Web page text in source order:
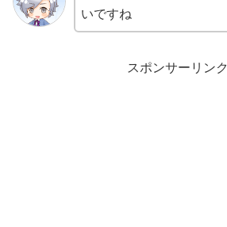
いですね
スポンサーリンク